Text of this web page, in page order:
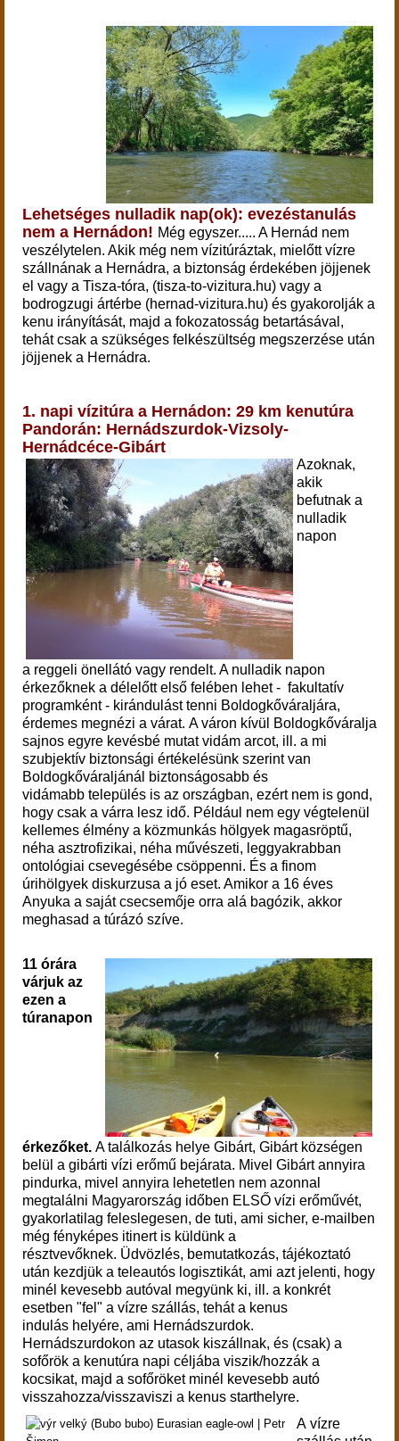
Lehetséges nulladik nap(ok): evezéstanulás
nem a Hernádon! Még egyszer..... A Hernád nem
veszélytelen. Akik még nem vízitúráztak, mielőtt vízre
szállnának a Hernádra, a biztonság érdekében jöjjenek
el vagy a Tisza-tóra, (tisza-to-vizitura.hu) vagy a
bodrogzugi ártérbe (hernad-vizitura.hu) és gyakorolják a
kenu irányítását, majd a fokozatosság betartásával,
tehát csak a szükséges felkészültség megszerzése után
jöjjenek a Hernádra.
1. napi vízitúra a Hernádon: 29 km kenutúra
Pandorán: Hernádszurdok-Vizsoly-
Hernádcéce-Gibárt
Azoknak,
akik
befutnak a
nulladik
napon
a reggeli önellátó vagy rendelt. A nulladik napon
érkezőknek a délelőtt első felében lehet - fakultatív
programként - kirándulást tenni Boldogkőváraljára,
érdemes megnézi a várat. A váron kívül Boldogkőváralja
sajnos egyre kevésbé mutat vidám arcot, ill. a mi
szubjektív biztonsági értékelésünk szerint van
Boldogkőváraljánál biztonságosabb és
vidámabb település is az országban, ezért nem is gond,
hogy csak a várra lesz idő. Például nem egy végtelenül
kellemes élmény a közmunkás hölgyek magasröptű,
néha asztrofizikai, néha művészeti, leggyakrabban
ontológiai csevegésébe csöppenni. És a finom
úrihölgyek diskurzusa a jó eset. Amikor a 16 éves
Anyuka a saját csecsemője orra alá bagózik, akkor
meghasad a túrázó szíve.
11 órára
várjuk az
ezen a
túranapon
érkezőket. A találkozás helye Gibárt, Gibárt községen
belül a gibárti vízi erőmű bejárata. Mivel Gibárt annyira
pindurka, mivel annyira lehetetlen nem azonnal
megtalálni Magyarország időben ELSŐ vízi erőművét,
gyakorlatilag feleslegesen, de tuti, ami sicher, e-mailben
még fényképes itinert is küldünk a
résztvevőknek. Üdvözlés, bemutatkozás, tájékoztató
után kezdjük a teleautós logisztikát, ami azt jelenti, hogy
minél kevesebb autóval megyünk ki, ill. a konkrét
esetben "fel" a vízre szállás, tehát a kenus
indulás helyére, ami Hernádszurdok.
Hernádszurdokon az utasok kiszállnak, és (csak) a
sofőrök a kenutúra napi céljába viszik/hozzák a
kocsikat, majd a sofőröket minél kevesebb autó
visszahozza/visszaviszi a kenus starthelyre.
A vízre